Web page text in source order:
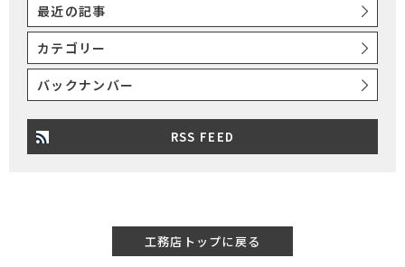
最近の記事
カテゴリー
バックナンバー
RSS FEED
工務店トップに戻る